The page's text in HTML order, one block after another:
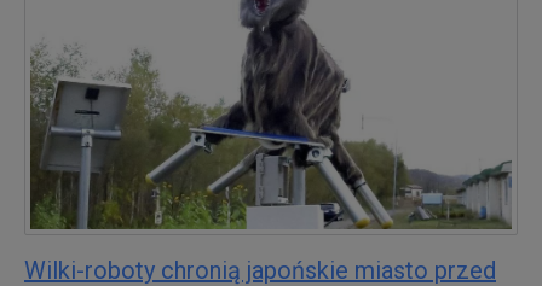
Wilki-roboty chronią japońskie miasto przed